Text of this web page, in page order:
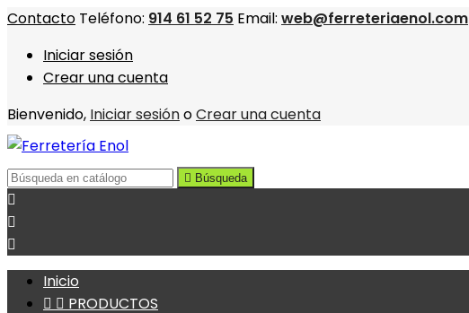
Contacto Teléfono: 914 61 52 75 Email: web@ferreteriaenol.com
Iniciar sesión
Crear una cuenta
Bienvenido, Iniciar sesiónoCrear una cuenta
 Búsqueda



Inicio
  PRODUCTOS